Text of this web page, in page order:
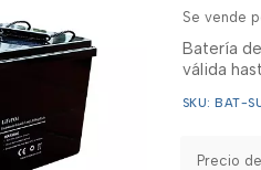
Se vende
Batería
válida
SKU: BAT-
Precio